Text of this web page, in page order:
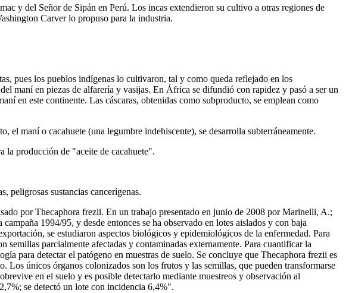
y del Señor de Sipán en Perú. Los incas extendieron su cultivo a otras regiones de
Carver lo propuso para la industria.
pues los pueblos indígenas lo cultivaron, tal y como queda reflejado en los
maní en piezas de alfarería y vasijas. En África se difundió con rapidez y pasó a ser un
en este continente. Las cáscaras, obtenidas como subproducto, se emplean como
maní o cacahuete (una legumbre indehiscente), se desarrolla subterráneamente.
la producción de "aceite de cacahuete".
peligrosas sustancias cancerígenas.
por Thecaphora frezii. En un trabajo presentado en junio de 2008 por Marinelli, A.;
1994/95, y desde entonces se ha observado en lotes aislados y con baja
se estudiaron aspectos biológicos y epidemiológicos de la enfermedad. Para
parcialmente afectadas y contaminadas externamente. Para cuantificar la
para detectar el patógeno en muestras de suelo. Se concluye que Thecaphora frezii es
únicos órganos colonizados son los frutos y las semillas, que pueden transformarse
en el suelo y es posible detectarlo mediante muestreos y observación al
se detectó un lote con incidencia 6,4%".